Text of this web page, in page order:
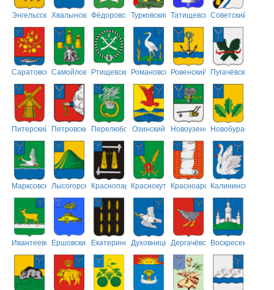
ЭнгельсскийХвалынскийФёдоровскийТурковский ТатищевскийСоветский
СаратовскийСамойловскийРтищевскийРомановскийРовенский Пугачёвский
Питерский ПетровскийПерелюбскийОзинский НовоузенскийНовобурасский
МарксовскийЛысогорскийКраснопартизанский
КраснокутскийКрасноармейский
Калининский
ИвантеевскийЕршовский ЕкатериновскийДуховницкийДергачёвскийВоскресенский